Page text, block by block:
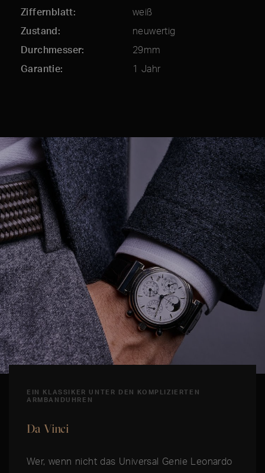
Ziffernblatt
weiß
Zustand
neuwertig
Durchmesser
29mm
Garantie
1 Jahr
EIN KLASSIKER UNTER DEN KOMPLIZIERTEN
ARMBANDUHREN
Da Vinci
Wer, wenn nicht das Universal Genie Leonardo